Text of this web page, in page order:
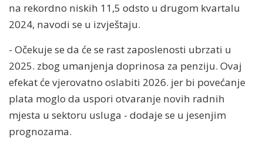
na rekordno niskih 11,5 odsto u drugom kvartalu
2024, navodi se u izvještaju.
- Očekuje se da će se rast zaposlenosti ubrzati u
2025. zbog umanjenja doprinosa za penziju. Ovaj
efekat će vjerovatno oslabiti 2026. jer bi povećanje
plata moglo da uspori otvaranje novih radnih
mjesta u sektoru usluga - dodaje se u jesenjim
prognozama.